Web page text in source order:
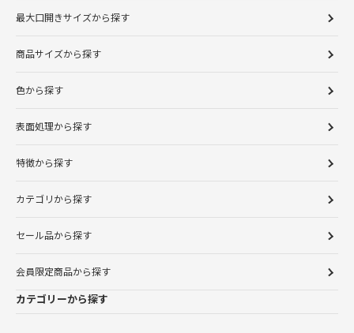
最大口開きサイズから探す
商品サイズから探す
色から探す
表面処理から探す
特徴から探す
カテゴリから探す
セール品から探す
会員限定商品から探す
カテゴリーから探す